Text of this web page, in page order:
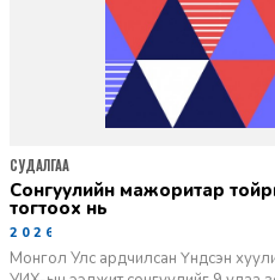
сонгуулийн мажоритар тойргийн мандатыг зохистой
тогтоох нь
2026-03-31
Монгол Улс ардчилсан Үндсэн
СУДАЛГАА